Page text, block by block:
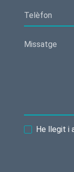
He llegit i